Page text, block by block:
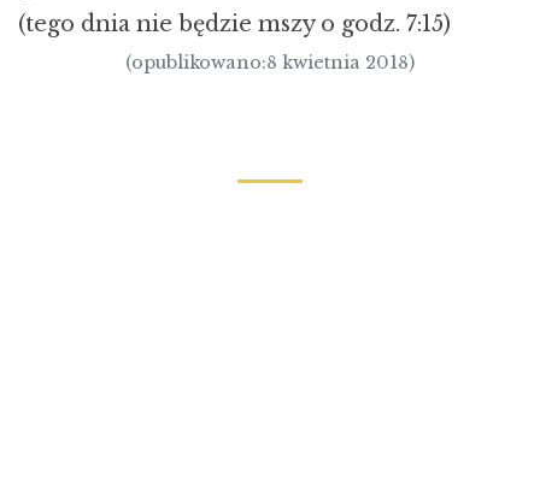
(tego dnia nie będzie mszy o godz. 7:15)
(opublikowano:8 kwietnia 2018)